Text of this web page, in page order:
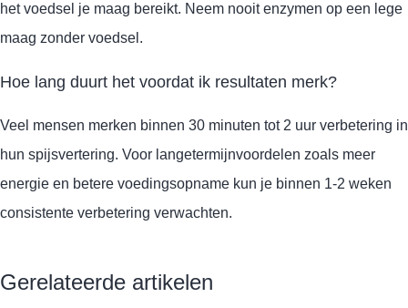
het voedsel je maag bereikt. Neem nooit enzymen op een lege
maag zonder voedsel.
Hoe lang duurt het voordat ik resultaten merk?
Veel mensen merken binnen 30 minuten tot 2 uur verbetering in
hun spijsvertering. Voor langetermijnvoordelen zoals meer
energie en betere voedingsopname kun je binnen 1-2 weken
consistente verbetering verwachten.
Gerelateerde artikelen